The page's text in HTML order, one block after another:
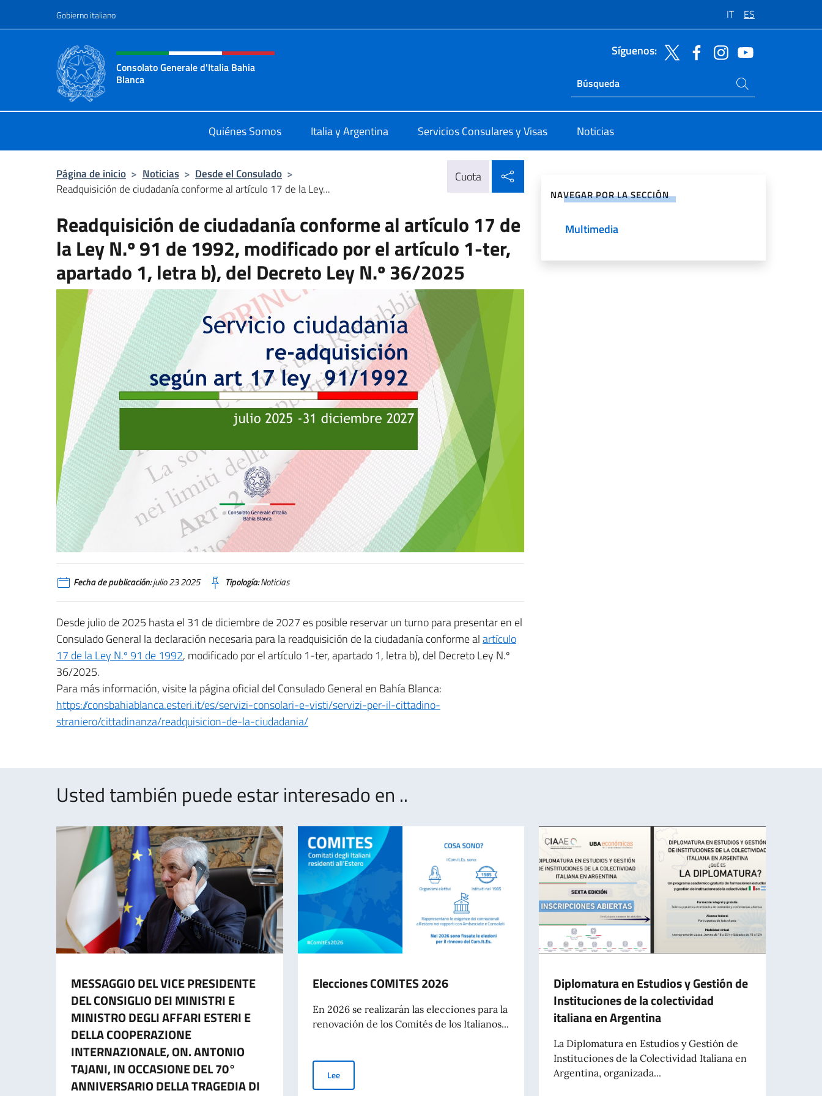
Gobierno italiano IT ES
Encabezado del sitio web, redes sociales y menú
Consolato Generale d'Italia Bahia
Blanca
Síguenos:
Ricerca sito live
Buscar en el sitio
Quiénes Somos Italia y Argentina Servicios Consulares y Visas Noticias
Página de inicio > Noticias > Desde el Consulado >
Readquisición de ciudadanía conforme al artículo 17 de la Ley...
Cuota
Readquisición de ciudadanía conforme al artículo 17 de
la Ley N.º 91 de 1992, modificado por el artículo 1-ter,
apartado 1, letra b), del Decreto Ley N.º 36/2025
Fecha de publicación:julio 23 2025 Tipología:Noticias
Desde julio de 2025 hasta el 31 de diciembre de 2027 es posible reservar un turno para presentar en el
Consulado General la declaración necesaria para la readquisición de la ciudadanía conforme alartículo
17 de la Ley N.º 91 de 1992, modificado por el artículo 1-ter, apartado 1, letra b), del Decreto Ley N.º
36/2025.
Para más información, visite la página oficial del Consulado General en Bahía Blanca:
https://consbahiablanca.esteri.it/es/servizi-consolari-e-visti/servizi-per-il-cittadino-
straniero/cittadinanza/readquisicion-de-la-ciudadania/
NAVEGAR POR LA SECCIÓN
Multimedia
Usted también puede estar interesado en ..
MESSAGGIO DEL VICE PRESIDENTE
DEL CONSIGLIO DEI MINISTRI E
MINISTRO DEGLI AFFARI ESTERI E
DELLA COOPERAZIONE
INTERNAZIONALE, ON. ANTONIO
TAJANI, IN OCCASIONE DEL 70°
ANNIVERSARIO DELLA TRAGEDIA DI
Elecciones COMITES 2026
En 2026 se realizarán las elecciones para la
renovación de los Comités de los Italianos...
LeeElecciones COMITES 2026
Diplomatura en Estudios y Gestión de
Instituciones de la colectividad
italiana en Argentina
La Diplomatura en Estudios y Gestión de
Instituciones de la Colectividad Italiana en
Argentina, organizada...